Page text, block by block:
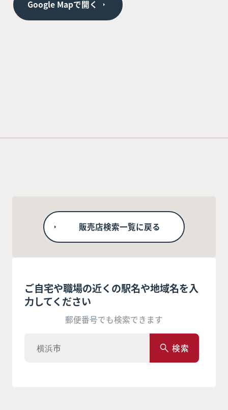
Google Mapで開く
販売店検索一覧に戻る
ご自宅や職場の近くの駅名や地域名を入
力してください
郵便番号でも検索できます
検索